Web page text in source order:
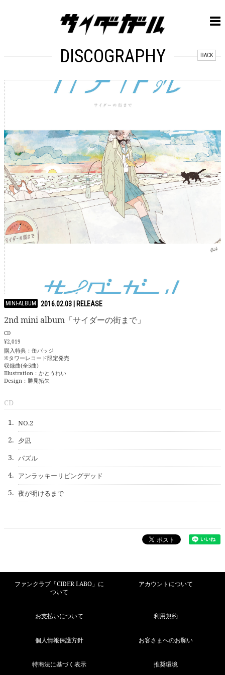
DISCOGRAPHY BACK
MINI-ALBUM 2016.02.03
2nd mini album「サイダーの街まで」
CD
¥2,019
購入特典：缶バッジ
※タワーレコード限定発売
収録曲(全5曲)
Illustration：かとうれい
Design：勝見拓矢
CD
1. NO.2
2. 夕凪
3. パズル
4. アンラッキーリビングデッド
5. 夜が明けるまで
ファンクラブ「CIDER LABO」に
ついて
アカウントについて
お支払いについて 利用規約
個人情報保護方針 お客さまへのお願い
特商法に基づく表示 推奨環境